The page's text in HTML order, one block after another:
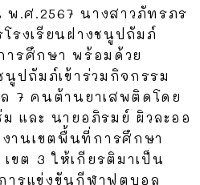
.2567 นางสาวภัทรภร
รงเรียนฝางชนูปถัมภ์
รศึกษา พร้อมด้วย
นูปถัมภ์เข้าร่วมกิจกรรม
7 คนต้านยาเสพติดโดย
และ นายอภิรมย์ ผิวละออ
านเขตพื้นที่การศึกษา
ขต 3 ให้เกียรติมาเป็น
ารแข่งขันกีฬาฟุตบอล